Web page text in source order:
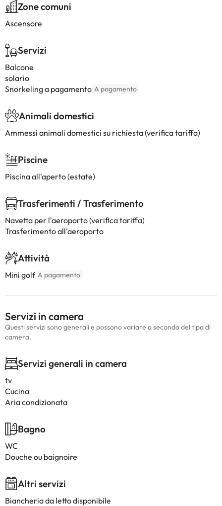
Zone comuni
Ascensore
Servizi
Balcone
solario
Snorkeling a pagamento A pagamento
Animali domestici
Ammessi animali domestici su richiesta (verifica tariffa)
Piscine
Piscina all'aperto (estate)
Trasferimenti / Trasferimento
Navetta per l'aeroporto (verifica tariffa)
Trasferimento all'aeroporto
Attività
Mini golf A pagamento
Servizi in camera
Questi servizi sono generali e possono variare a seconda del tipo di
camera.
Servizi generali in camera
tv
Cucina
Aria condizionata
Bagno
WC
Douche ou baignoire
Altri servizi
Biancheria da letto disponibile